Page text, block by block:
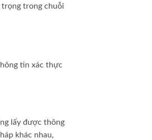
trọng trong chuỗi
tin xác thực
lấy được thông
khác nhau,